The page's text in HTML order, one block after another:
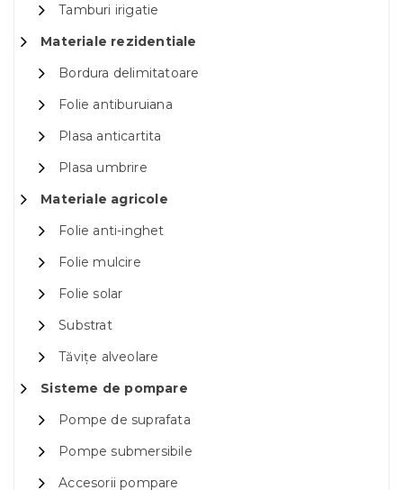
Tamburi irigatie
Materiale rezidentiale
Bordura delimitatoare
Folie antiburuiana
Plasa anticartita
Plasa umbrire
Materiale agricole
Folie anti-inghet
Folie mulcire
Folie solar
Substrat
Tăvițe alveolare
Sisteme de pompare
Pompe de suprafata
Pompe submersibile
Accesorii pompare